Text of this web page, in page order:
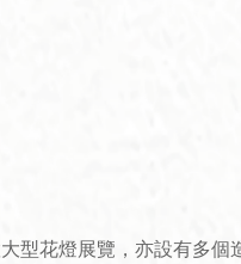
型花燈展覽，亦設有多個